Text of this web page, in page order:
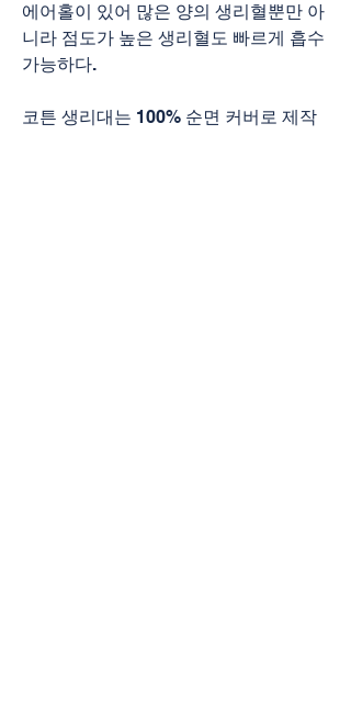
에어홀이 있어 많은 양의 생리혈뿐만 아
니라 점도가 높은 생리혈도 빠르게 흡수
가능하다.
코튼 생리대는 100% 순면 커버로 제작